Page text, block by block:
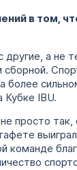
в том,
а не
более
Кубке IBU.
просто так,
команде